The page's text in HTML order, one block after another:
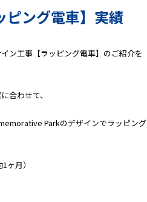
ピング電車】実績
ン工事【ラッピング電車】のご紹介を
合わせて、
Parkのデザインでラッピング
月）